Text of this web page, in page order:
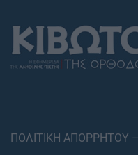
ΠΟΛΙΤΙΚΗ ΑΠΟΡΡΗΤΟΥ